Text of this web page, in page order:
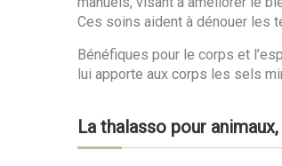
Ces soins aident à dénouer les
Bénéfiques pour le corps et
lui apporte aux corps les sels
La thalasso pour